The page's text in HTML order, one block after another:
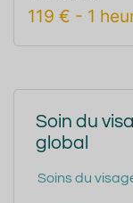
119 € - 1
Soin du
global
Soins du